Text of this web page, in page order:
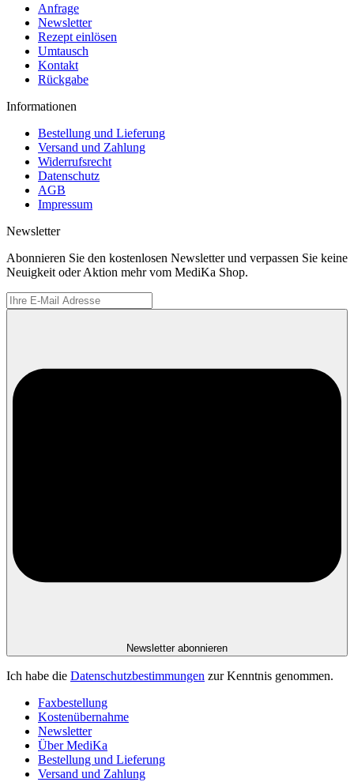
Anfrage
Newsletter
Rezept einlösen
Umtausch
Kontakt
Rückgabe
Informationen
Bestellung und Lieferung
Versand und Zahlung
Widerrufsrecht
Datenschutz
AGB
Impressum
Newsletter
Abonnieren Sie den kostenlosen Newsletter und verpassen Sie keine
Neuigkeit oder Aktion mehr vom MediKa Shop.
Newsletter abonnieren
Ich habe die Datenschutzbestimmungen zur Kenntnis genommen.
Faxbestellung
Kostenübernahme
Newsletter
Über MediKa
Bestellung und Lieferung
Versand und Zahlung